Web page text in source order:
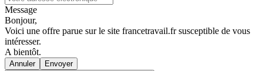
Message
Bonjour,
Voici une offre parue sur le site francetravail.fr susceptible de vous
intéresser.
A bientôt.
Annuler